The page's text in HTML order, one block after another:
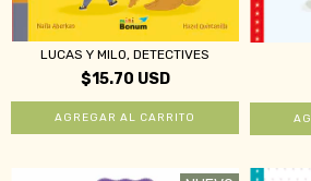
LUCAS Y MILO, DETECTIVES
$15.70 USD